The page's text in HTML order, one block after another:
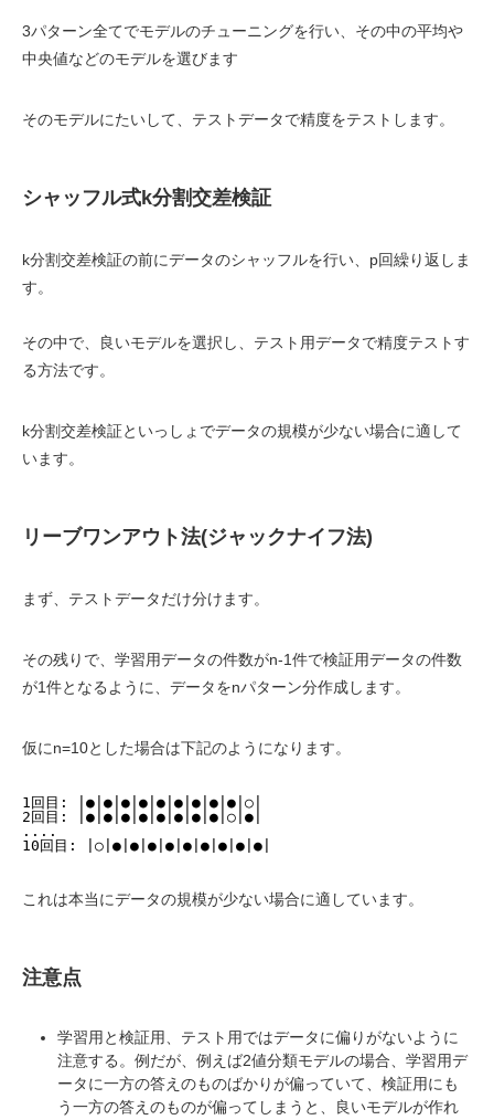
3パターン全てでモデルのチューニングを行い、その中の平均や
中央値などのモデルを選びます
そのモデルにたいして、テストデータで精度をテストします。
シャッフル式k分割交差検証
k分割交差検証の前にデータのシャッフルを行い、p回繰り返しま
す。
その中で、良いモデルを選択し、テスト用データで精度テストす
る方法です。
k分割交差検証といっしょでデータの規模が少ない場合に適して
います。
リーブワンアウト法(ジャックナイフ法)
まず、テストデータだけ分けます。
その残りで、学習用データの件数がn-1件で検証用データの件数
が1件となるように、データをnパターン分作成します。
仮にn=10とした場合は下記のようになります。
1回目: |●|●|●|●|●|●|●|●|●|○|
2回目: |●|●|●|●|●|●|●|●|○|●|
....
10回目: |○|●|●|●|●|●|●|●|●|●|
これは本当にデータの規模が少ない場合に適しています。
注意点
学習用と検証用、テスト用ではデータに偏りがないように
注意する。例だが、例えば2値分類モデルの場合、学習用デ
ータに一方の答えのものばかりが偏っていて、検証用にも
う一方の答えのものが偏ってしまうと、良いモデルが作れ